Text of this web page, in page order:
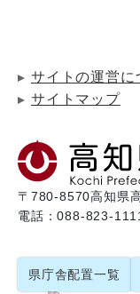
サイトの運営に
サイトマップ
〒780-8570高知県
電話：088-823-
県庁舎配置一覧